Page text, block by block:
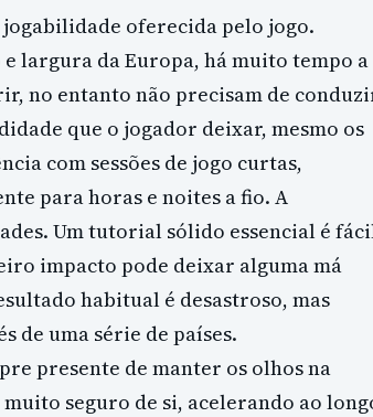
oferecida pelo jogo.
largura da Europa, há muito tempo a
no entanto não precisam de
que o jogador deixar, mesmo os
com sessões de jogo curtas,
para horas e noites a fio. A
Um tutorial sólido essencial é
impacto pode deixar alguma má
habitual é desastroso, mas
de uma série de países.
presente de manter os olhos na
seguro de si, acelerando ao